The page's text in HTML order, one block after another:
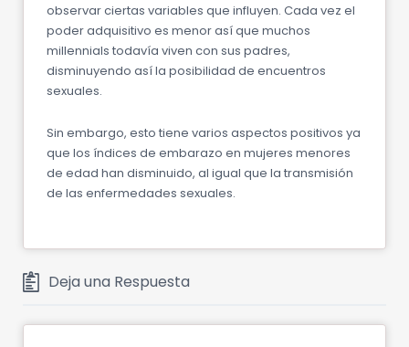
observar ciertas variables que influyen. Cada vez el
poder adquisitivo es menor así que muchos
millennials todavía viven con sus padres,
disminuyendo así la posibilidad de encuentros
sexuales.
Sin embargo, esto tiene varios aspectos positivos ya
que los índices de embarazo en mujeres menores
de edad han disminuido, al igual que la transmisión
de las enfermedades sexuales.
Deja una Respuesta